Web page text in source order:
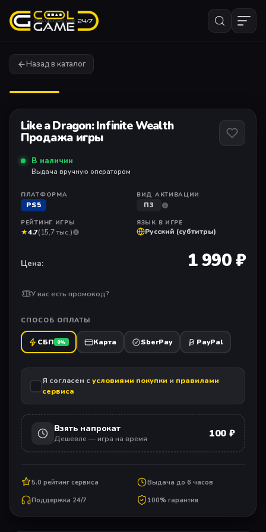
Назад в каталог
Like a Dragon: Infinite Wealth
Продажа игры
В наличии
Выдача вручную оператором
ПЛАТФОРМА
PS5
ВИД АКТИВАЦИИ
П3
РЕЙТИНГ ИГРЫ
★4.7(15,7 тыс.)
ЯЗЫК В ИГРЕ
Русский (субтитры)
Цена: 1 990 ₽
У вас есть промокод?
СПОСОБ ОПЛАТЫ
СБП 0% Карта SberPay PayPal
Я согласен с условиями покупки и правилами
сервиса
Взять напрокат
Дешевле — игра на время 100 ₽
5.0 рейтинг сервиса
Выдача до 6 часов
Поддержка 24/7
100% гарантия